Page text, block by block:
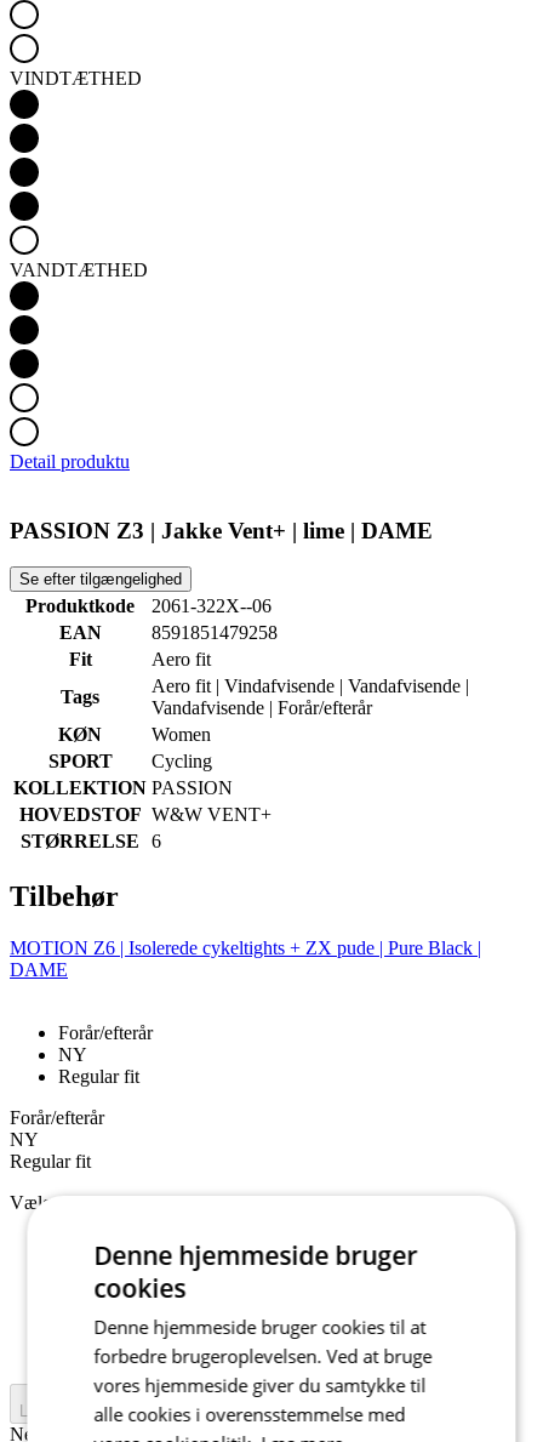
VINDTÆTHED
VANDTÆTHED
Detail produktu
PASSION Z3 | Jakke Vent+ | lime | DAME
Se efter tilgængelighed
Produktkode
2061-322X--06
EAN
8591851479258
Fit
Aero fit
Tags
Aero fit | Vindafvisende | Vandafvisende |
Vandafvisende | Forår/efterår
KØN
Women
SPORT
Cycling
KOLLEKTION PASSION
HOVEDSTOF W&W VENT+
STØRRELSE
6
Tilbehør
MOTION Z6 | Isolerede cykeltights + ZX pude | Pure Black |
DAME
Forår/efterår
NY
Regular fit
Forår/efterår
NY
Regular fit
Vælg størrelse:
1/XS
5/XL
6/XXL
Læg i kurv
Nejprve vyberte variantu
Denne hjemmeside bruger
cookies
Denne hjemmeside bruger cookies til at
forbedre brugeroplevelsen. Ved at bruge
vores hjemmeside giver du samtykke til
alle cookies i overensstemmelse med